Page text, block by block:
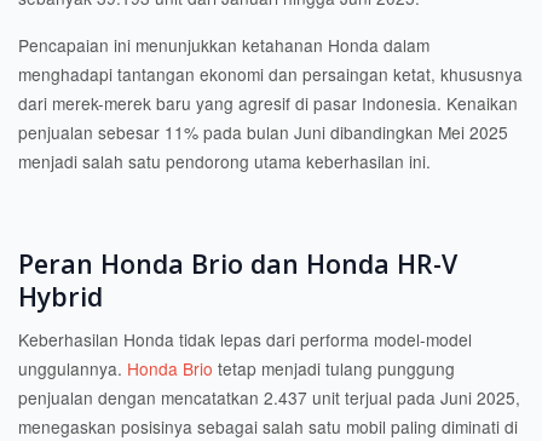
Pencapaian ini menunjukkan ketahanan Honda dalam
menghadapi tantangan ekonomi dan persaingan ketat, khususnya
dari merek-merek baru yang agresif di pasar Indonesia. Kenaikan
penjualan sebesar 11% pada bulan Juni dibandingkan Mei 2025
menjadi salah satu pendorong utama keberhasilan ini.
Peran Honda Brio dan Honda HR-V
Hybrid
Keberhasilan Honda tidak lepas dari performa model-model
unggulannya. Honda Brio tetap menjadi tulang punggung
penjualan dengan mencatatkan 2.437 unit terjual pada Juni 2025,
menegaskan posisinya sebagai salah satu mobil paling diminati di